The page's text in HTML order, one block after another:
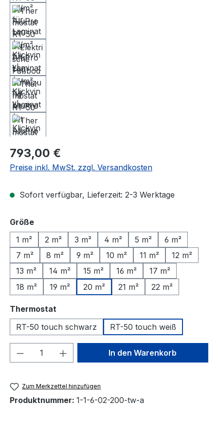
Regulärer Preis:
793,00 €
Preise inkl. MwSt. zzgl. Versandkosten
Sofort verfügbar, Lieferzeit: 2-3 Werktage
Größeauswählen
1 m²
2 m² 3 m² 4 m² 5 m²
6 m²
7 m²
8 m² 9 m² 10 m² 11 m²
12 m²
13 m²
14 m² 15 m² 16 m²
17 m²
18 m²
19 m² 20 m² 21 m² 22 m²
Thermostat
RT-50 touch schwarz
RT-50 touch weiß
Produkt Anzahl: Gib denIn den Warenkorb
Zum Merkzettel hinzufügen
Produktnummer: 1-1-6-02-200-tw-a